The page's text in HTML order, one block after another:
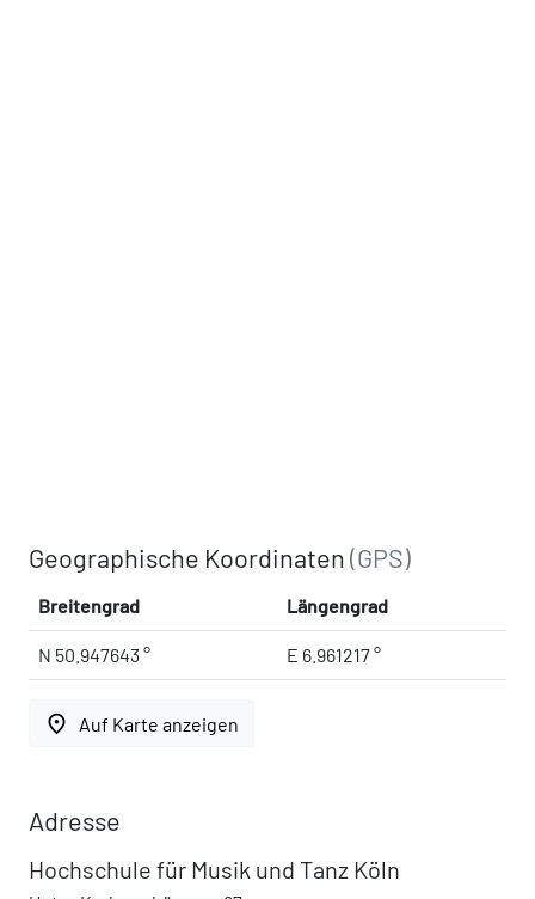
Geographische Koordinaten(GPS)
Breitengrad Längengrad
N 50.947643 ° E 6.961217 °
place Auf Karte anzeigen
Adresse
Hochschule für Musik und Tanz Köln